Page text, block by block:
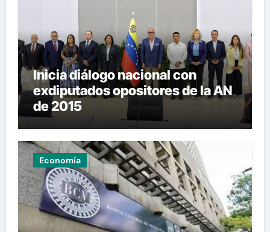
Inicia diálogo nacional con
exdiputados opositores de la AN
de 2015
Economía